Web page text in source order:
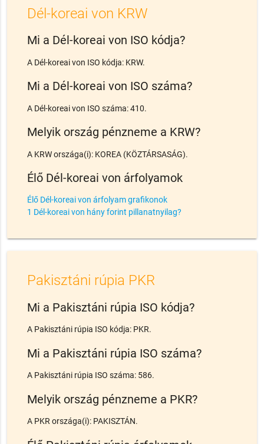
Dél-koreai von KRW
Mi a Dél-koreai von ISO kódja?
A Dél-koreai von ISO kódja: KRW.
Mi a Dél-koreai von ISO száma?
A Dél-koreai von ISO száma: 410.
Melyik ország pénzneme a KRW?
A KRW országa(i): KOREA (KÖZTÁRSASÁG).
Élő Dél-koreai von árfolyamok
Élő Dél-koreai von árfolyam grafikonok
1 Dél-koreai von hány forint pillanatnyilag?
Pakisztáni rúpia PKR
Mi a Pakisztáni rúpia ISO kódja?
A Pakisztáni rúpia ISO kódja: PKR.
Mi a Pakisztáni rúpia ISO száma?
A Pakisztáni rúpia ISO száma: 586.
Melyik ország pénzneme a PKR?
A PKR országa(i): PAKISZTÁN.